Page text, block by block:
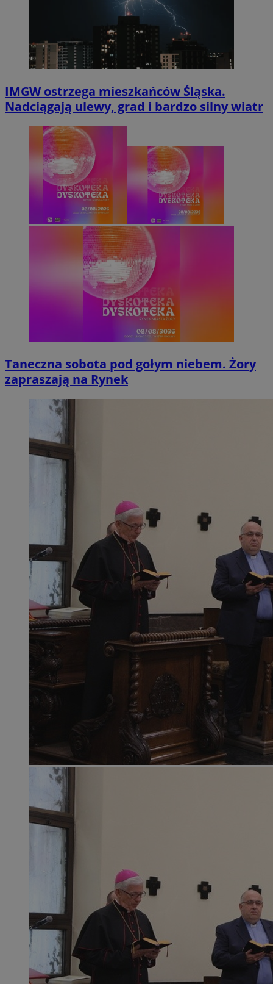
IMGW ostrzega mieszkańców Śląska.
Nadciągają ulewy, grad i bardzo silny wiatr
Taneczna sobota pod gołym niebem. Żory
zapraszają na Rynek